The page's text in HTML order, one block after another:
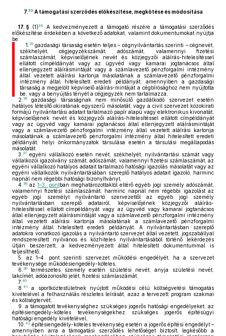
7.33 A támogatási szerződés előkészítése, megkötése és módosítása
17. § (1)34
A kedvezményezett a támogató részére a támogatási szerződés
előkészítése érdekében a következő adatokat, valamint dokumentumokat nyújtja
be:
1. 35gazdasági társaság esetén teljes – cégnyilvántartás szerinti – cégnevét,
székhelyét, cégjegyzékszámát, adószámát, valamennyi fizetési
számlaszámát, képviselőjének nevét és közjegyzői aláírás-hitelesítéssel
ellátott címpéldányát vagy az ügyvéd vagy kamarai jogtanácsos által
ellenjegyzett aláírásmintáját vagy a számlavezető pénzforgalmi intézmény
által vezetett aláírási kartonja másolatának a számlavezető pénzforgalmi
intézmény által hitelesített eredeti példányát, amennyiben a gazdasági
társaság a megjelölt képviselő aláírás-mintáját a cégbírósághoz nem nyújtotta
be, vagy a benyújtás tényét a cégjegyzék nem tartalmazza,
2. 36
gazdasági társaságnak nem minősülő gazdálkodó szervezet esetén
hatályos létesítő okiratának egyszerű másolatát, vagy a civil szervezet közokirati
formájú nyilvántartási adatait tartalmazó papír alapú vagy elektronikus kivonatát,
képviselőjének nevét és közjegyzői aláírás-hitelesítéssel ellátott címpéldányát
vagy az ügyvéd vagy kamarai jogtanácsos által ellenjegyzett aláírásmintáját
vagy a számlavezető pénzforgalmi intézmény által vezetett aláírási kartonja
másolatának a számlavezető pénzforgalmi intézmény által hitelesített eredeti
példányát, helyi önkormányzatok társulása esetén a társulási megállapodás
másolatát.
3. 37 egyéni vállalkozó esetén nevét, székhelyét, nyilvántartási számát vagy
vállalkozói igazolvány számát, adószámát, valamennyi fizetési számlaszámát, az
egyéni vállalkozó hatályos adatait tartalmazó hatósági igazolás másolatát vagy az
egyéni vállalkozók nyilvántartásában szereplő hatályos adatait igazoló, harminc
napnál nem régebbi hatósági bizonyítványt,
4. 38 az1–3. pontban meghatározottaktól eltérő egyéb jogi személy adószámát,
valamennyi fizetési számlaszámát, harminc napnál nem régebbi igazolást az
egyéb jogi személyt nyilvántartó szervezettől az egyéb jogi személy
nyilvántartásban szereplő adatairól, képviselőjének közjegyzői aláírás-
hitelesítéssel ellátott címpéldányát vagy az ügyvéd vagy kamarai jogtanácsos
által ellenjegyzett aláírásmintáját vagy a számlavezető pénzforgalmi intézmény
által vezetett aláírási kartonja másolatának a számlavezető pénzforgalmi
intézmény által hitelesített eredeti példányát. A nyilvántartásban szereplő
adatokra vonatkozó igazolás a nyilvántartó szervezet által vezetett, jogszabállyal
rendszeresített nyilvános és közhiteles nyilvántartásából történő lekérdezés
útján beszerzett, a kedvezményezett által hitelesített dokumentummal is
teljesíthető;
5.
az 1–4. pont szerinti szervezet működési engedélyét, ha a szervezet
tevékenysége működésiengedély-köteles,
6. 39
természetes személy esetén születési nevét, anyja születési nevét,
lakcímét, adóazonosító jelét, fizetési számlaszámát,
7. 40
8. 41
a sportköztestületnek nyújtott működési célú költségvetési támogatás
kivételével a felhasználás részletes leírását, azaz a tervezett program szakmai
és költségtervét,
9.
a támogatott tevékenységhez szükséges jogerős hatósági engedélyeket, az
építésiengedély-köteles tevékenységekhez szükséges jogerős építésügyi
hatósági engedély kivételével,
10. 42 építésiengedély-köteles tevékenység esetén a jogerős építési engedélyt –
amennyiben arra a támogatási szerződés lehetőséget biztosít, legkésőbb a